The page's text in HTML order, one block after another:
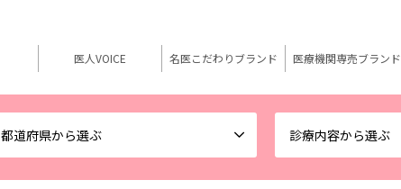
都道府県から選ぶ 診療内容から選ぶ
医人VOICE 名医こだわりブランド 医療機関専売ブランド